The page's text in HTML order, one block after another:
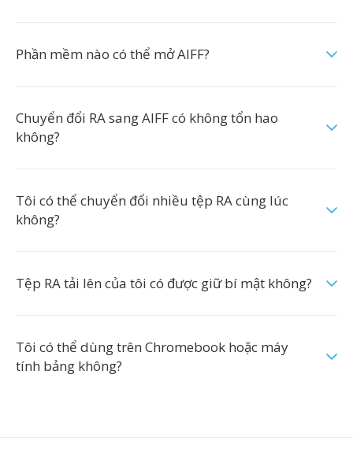
Phần mềm nào có thể mở AIFF?
Chuyển đổi RA sang AIFF có không tổn hao
không?
Tôi có thể chuyển đổi nhiều tệp RA cùng lúc
không?
Tệp RA tải lên của tôi có được giữ bí mật không?
Tôi có thể dùng trên Chromebook hoặc máy
tính bảng không?